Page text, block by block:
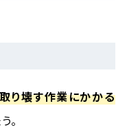
り壊す作業にかかる
。